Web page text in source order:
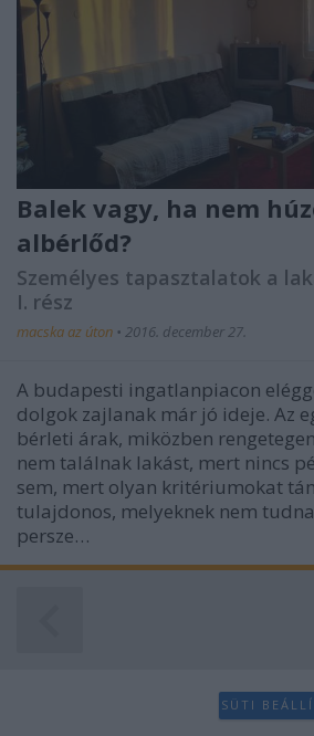
Balek vagy, ha nem
albérlőd?
Személyes tapasztalatok a
I. rész
macska az úton • 2016. december 27.
A budapesti ingatlanpiacon
dolgok zajlanak már jó ideje. Az
bérleti árak, miközben
nem találnak lakást, mert nincs
sem, mert olyan kritériumokat
tulajdonos, melyeknek nem
persze…
SÜTI